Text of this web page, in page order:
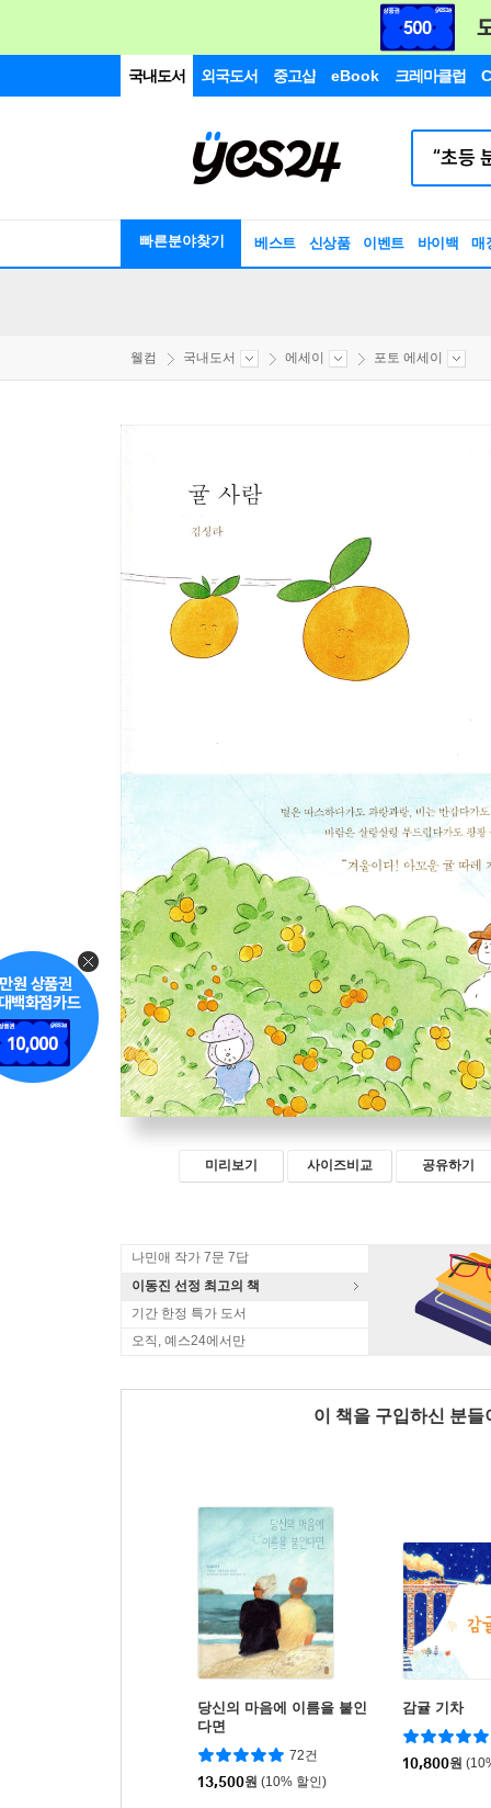
국내도서 외국도서 중고샵 eBook 크레마클럽
빠른분야찾기 베스트 신상품 이벤트 바이백 매
웰컴 국내도서 에세이 포토 에세이
미리보기 사이즈비교 공유하기
나민애 작가 7문 7답
이동진 선정 최고의 책
기간 한정 특가 도서
오직, 예스24에서만
이 책을 구입하신 분
당신의 마음에 이름을 붙인
다면
72건
13,500원 (10% 할인)
감귤 기차
10,800원